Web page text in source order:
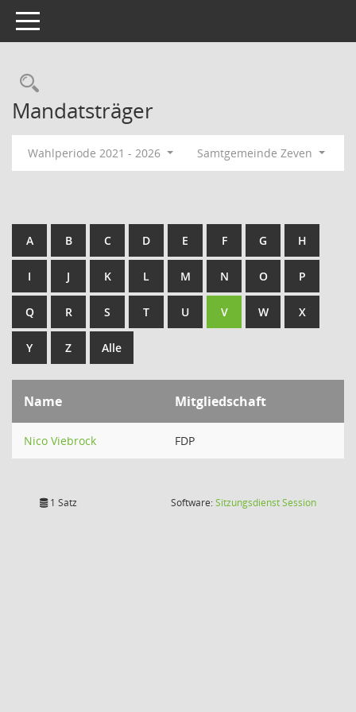
Toggle navigation
Rechercheauswahl
Mandatsträger
Wahlperiode 2021 - 2026 Samtgemeinde Zeven
A B C D E F G H
I J K L M N O P
Q R S T U V W X
Y Z Alle
Name Mitgliedschaft
Nico Viebrock FDP
1 Satz Software:SitzungsdienstSession(Wird in